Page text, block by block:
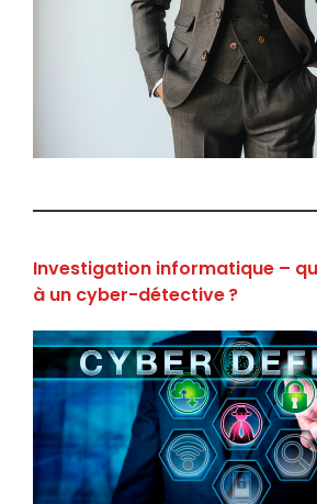
Investigation informatique –
à un cyber-détective ?